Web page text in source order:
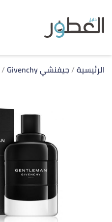
الرئيسية جيفنشي Givenchy